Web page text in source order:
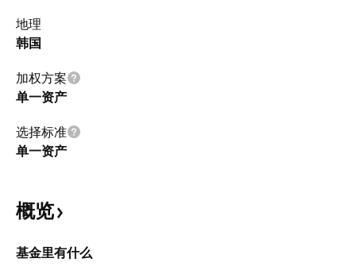
地理
韩国
加权方案
单一资产
选择标准
单一资产
概览
基金里有什么